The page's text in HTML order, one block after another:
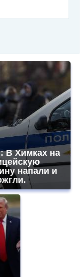
В Химках на
напали и